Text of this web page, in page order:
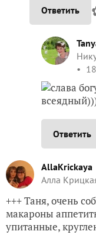
Ответить
слава
Ответить
AllaKrickaya
Алла
+++ Таня, очень
макароны
упитанные,